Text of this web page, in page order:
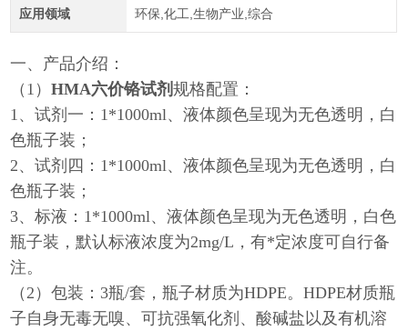
应用领域 环保,化工,生物产业,综合
一、产品介绍：
（1）HMA六价铬试剂规格配置：
1、试剂一：1*1000ml、液体颜色呈现为无色透明，白
色瓶子装；
2、试剂四：1*1000ml、液体颜色呈现为无色透明，白
色瓶子装；
3、标液：1*1000ml、液体颜色呈现为无色透明，白色
瓶子装，默认标液浓度为2mg/L，有*定浓度可自行备
注。
（2）包装：3瓶/套，瓶子材质为HDPE。HDPE材质瓶
子自身无毒无嗅、可抗强氧化剂、酸碱盐以及有机溶